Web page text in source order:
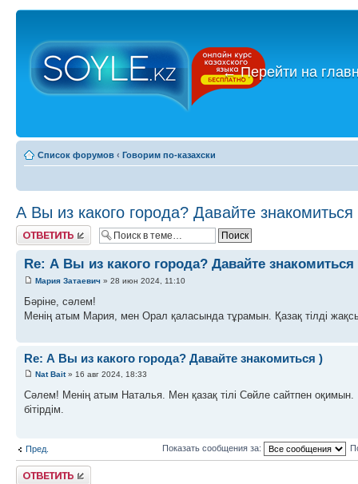
←Перейти на
Список форумов ‹ Говорим по-казахски
А Вы из какого города? Давайте знакомиться
Ответить
Re: А Вы из какого города? Давайте знакомиться
Мария Затаевич » 28 июн 2024, 11:10
Бәріне, сәлем!
Менің атым Мария, мен Орал қаласында тұрамын. Қазақ тілді
Re: А Вы из какого города? Давайте знакомиться )
Nat Bait» 16 авг 2024, 18:33
Сәлем! Менің атым Наталья. Мен қазақ тілі Сөйле сайтпен
бітірдім.
Пред. Показать сообщения за:
Ответить